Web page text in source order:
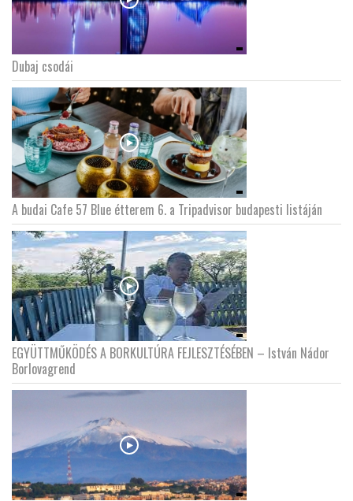
Dubaj csodái
A budai Cafe 57 Blue étterem 6. a Tripadvisor budapesti listáján
EGYÜTTMŰKÖDÉS A BORKULTÚRA FEJLESZTÉSÉBEN – István Nádor
Borlovagrend